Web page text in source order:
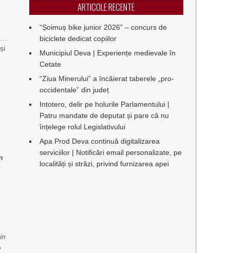
și
ARTICOLE RECENTE
“Șoimuș bike junior 2026” – concurs de
biciclete dedicat copiilor
Municipiul Deva | Experiențe medievale în
Cetate
“Ziua Minerului” a încăierat taberele „pro-
occidentale” din județ
Intotero, delir pe holurile Parlamentului |
Patru mandate de deputat și pare că nu
înțelege rolul Legislativului
Apa Prod Deva continuă digitalizarea
serviciilor | Notificări email personalizate, pe
localități și străzi, privind furnizarea apei